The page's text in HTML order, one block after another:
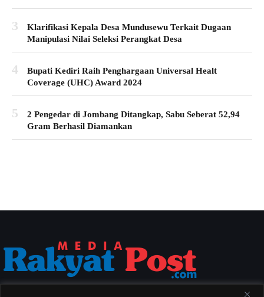
3
Klarifikasi Kepala Desa Mundusewu Terkait Dugaan
Manipulasi Nilai Seleksi Perangkat Desa
4
Bupati Kediri Raih Penghargaan Universal Healt
Coverage (UHC) Award 2024
5
2 Pengedar di Jombang Ditangkap, Sabu Seberat 52,94
Gram Berhasil Diamankan